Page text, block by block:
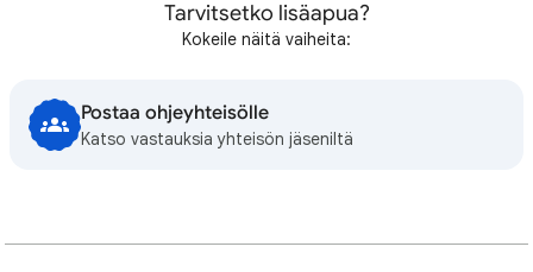
Tarvitsetko lisäapua?
Kokeile näitä vaiheita:
Postaa ohjeyhteisölle
Katso vastauksia yhteisön jäseniltä